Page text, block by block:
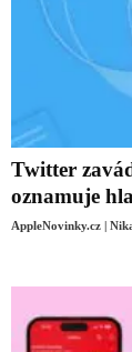
Twitter
oznamuje
AppleNovinky.cz |